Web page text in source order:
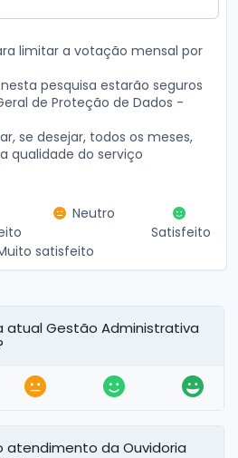
limitar a votação mensal por
pesquisa estarão seguros
de Proteção de Dados -
se desejar, todos os meses,
qualidade do serviço
Neutro
Satisfeito
satisfeito
atual Gestão Administrativa
atendimento da Ouvidoria